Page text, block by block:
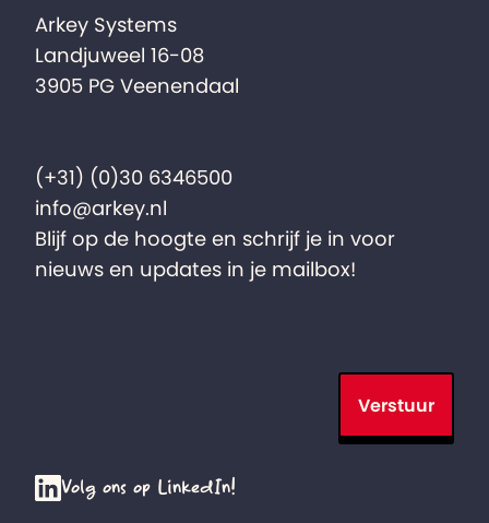
Arkey Systems
Landjuweel 16-08
3905 PG Veenendaal
(+31) (0)30 6346500
info@arkey.nl
Blijf op de hoogte en schrijf je in voor
nieuws en updates in je mailbox!
Verstuur
Volg ons op LinkedIn!